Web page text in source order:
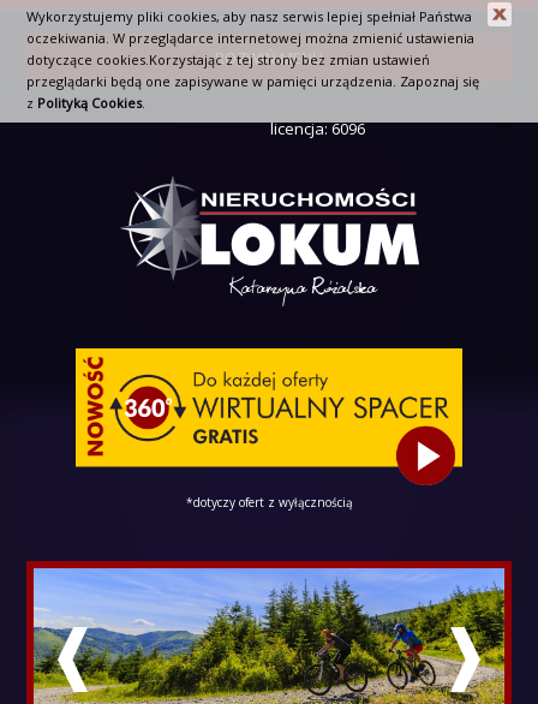
ROZWIŃ MENU
licencja: 6096
*dotyczy ofert z wyłącznością
Wykorzystujemy pliki cookies, aby nasz serwis lepiej spełniał Państwa
oczekiwania. W przeglądarce internetowej można zmienić ustawienia
dotyczące cookies.Korzystając z tej strony bez zmian ustawień
przeglądarki będą one zapisywane w pamięci urządzenia. Zapoznaj się
z Polityką Cookies.